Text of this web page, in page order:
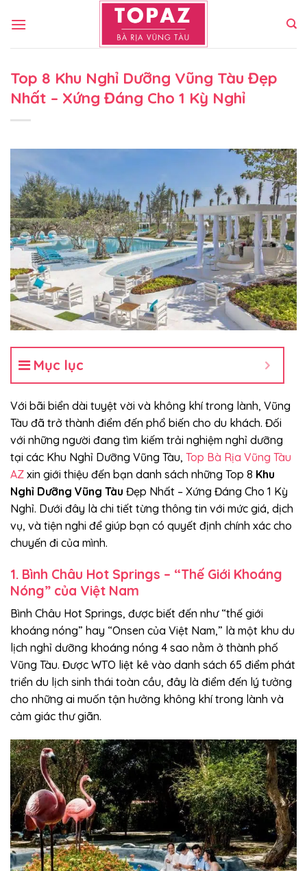
qua
Top 8 Khu Nghỉ Dưỡng Vũng Tàu Đẹp
Nhất – Xứng Đáng Cho 1 Kỳ Nghỉ
Mục lục
Với bãi biển dài tuyệt vời và không khí trong lành, Vũng
Tàu đã trở thành điểm đến phổ biến cho du khách. Đối
với những người đang tìm kiếm trải nghiệm nghỉ dưỡng
tại các Khu Nghỉ Dưỡng Vũng Tàu, Top Bà Rịa Vũng Tàu
AZ xin giới thiệu đến bạn danh sách những Top 8 Khu
Nghỉ Dưỡng Vũng Tàu Đẹp Nhất – Xứng Đáng Cho 1 Kỳ
Nghỉ. Dưới đây là chi tiết từng thông tin với mức giá, dịch
vụ, và tiện nghi để giúp bạn có quyết định chính xác cho
chuyến đi của mình.
1. Bình Châu Hot Springs – “Thế Giới Khoáng
Nóng” của Việt Nam
Bình Châu Hot Springs, được biết đến như “thế giới
khoáng nóng” hay “Onsen của Việt Nam,” là một khu du
lịch nghỉ dưỡng khoáng nóng 4 sao nằm ở thành phố
Vũng Tàu. Được WTO liệt kê vào danh sách 65 điểm phát
triển du lịch sinh thái toàn cầu, đây là điểm đến lý tưởng
cho những ai muốn tận hưởng không khí trong lành và
cảm giác thư giãn.